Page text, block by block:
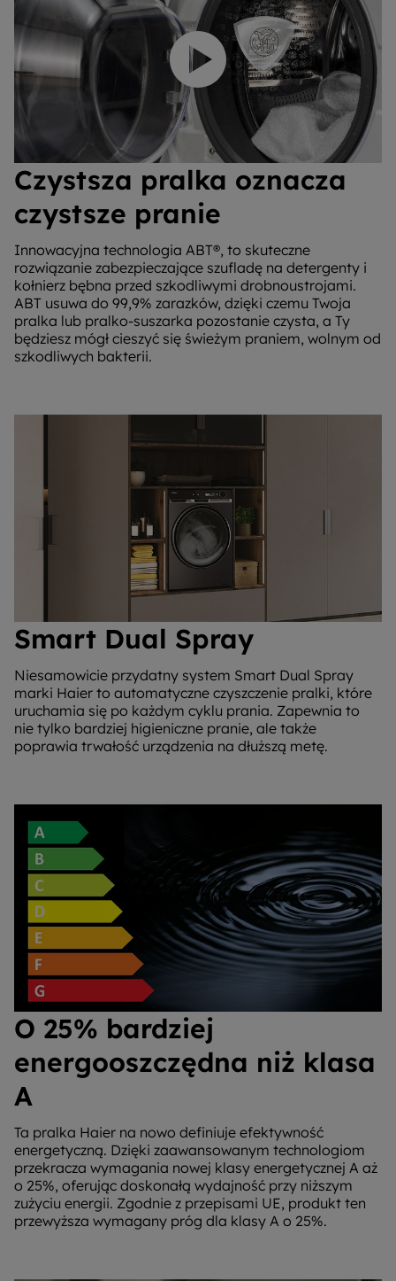
Odtwórz wideo
Czystsza pralka oznacza
czystsze pranie
Innowacyjna technologia ABT®, to skuteczne
rozwiązanie zabezpieczające szufladę na detergenty i
kołnierz bębna przed szkodliwymi drobnoustrojami.
ABT usuwa do 99,9% zarazków, dzięki czemu Twoja
pralka lub pralko-suszarka pozostanie czysta, a Ty
będziesz mógł cieszyć się świeżym praniem, wolnym od
szkodliwych bakterii.
Smart Dual Spray
Niesamowicie przydatny system Smart Dual Spray
marki Haier to automatyczne czyszczenie pralki, które
uruchamia się po każdym cyklu prania. Zapewnia to
nie tylko bardziej higieniczne pranie, ale także
poprawia trwałość urządzenia na dłuższą metę.
O 25% bardziej
energooszczędna niż klasa
A
Ta pralka Haier na nowo definiuje efektywność
energetyczną. Dzięki zaawansowanym technologiom
przekracza wymagania nowej klasy energetycznej A aż
o 25%, oferując doskonałą wydajność przy niższym
zużyciu energii. Zgodnie z przepisami UE, produkt ten
przewyższa wymagany próg dla klasy A o 25%.